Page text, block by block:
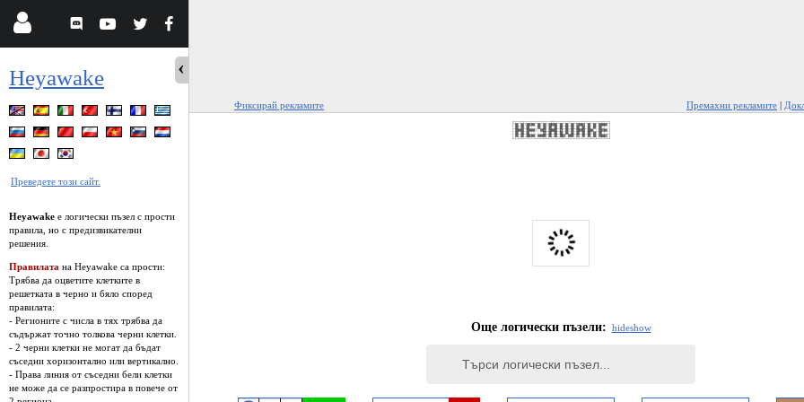
Heyawake
Преведете този сайт.
Heyawake е логически пъзел с прости
правила, но с предизвикателни
решения.
Правилата на Heyawake са прости:
Трябва да оцветите клетките в
решетката в черно и бяло според
правилата:
- Регионите с числа в тях трябва да
съдържат точно толкова черни клетки.
- 2 черни клетки не могат да бъдат
съседни хоризонтално или вертикално.
- Права линия от съседни бели клетки
не може да се разпростира в повече от
Фиксирай рекламите Премахни рекламите |
Още логически пъзели: hideshow